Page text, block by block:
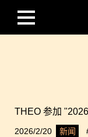
THEO 参加
2026/2/20 新闻